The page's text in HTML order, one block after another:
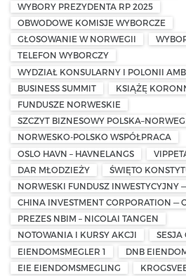
WYBORY PREZYDENTA RP 2025
OBWODOWE KOMISJE WYBORCZE
GŁOSOWANIE W NORWEGII
TELEFON WYBORCZY
WYDZIAŁ KONSULARNY I POLONII
BUSINESS SUMMIT
KSIĄŻĘ
FUNDUSZE NORWESKIE
SZCZYT BIZNESOWY
NORWESKO-POLSKO WSPÓŁPRACA
OSLO HAVN – HAVNELANGS
DAR MŁODZIEŻY
ŚWIĘTO
NORWESKI FUNDUSZ INWESTYCYJNY
CHINA INVESTMENT CORPORATION —
PREZES NBIM – NICOLAI TANGEN
NOTOWANIA I KURSY AKCJI
SESJA
EIENDOMSMEGLER 1
DNB
EIE EIENDOMSMEGLING